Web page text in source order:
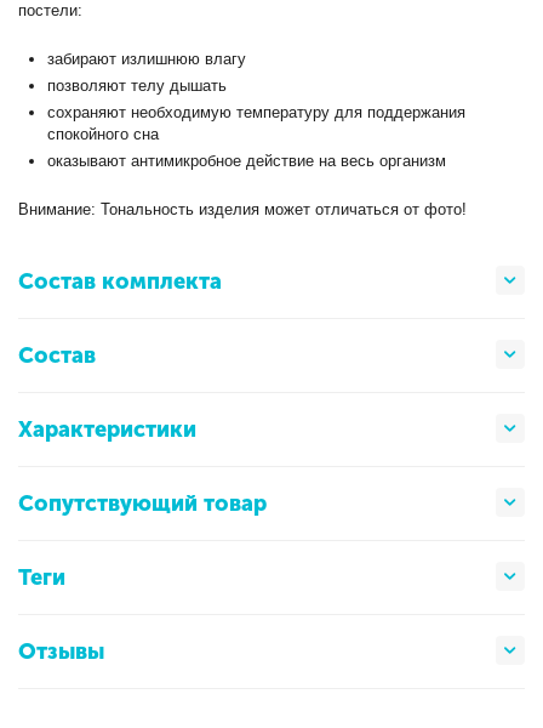
постели:
забирают излишнюю влагу
позволяют телу дышать
сохраняют необходимую температуру для поддержания
спокойного сна
оказывают антимикробное действие на весь организм
Внимание: Тональность изделия может отличаться от фото!
Состав комплекта
Состав
Характеристики
Сопутствующий товар
Теги
Отзывы